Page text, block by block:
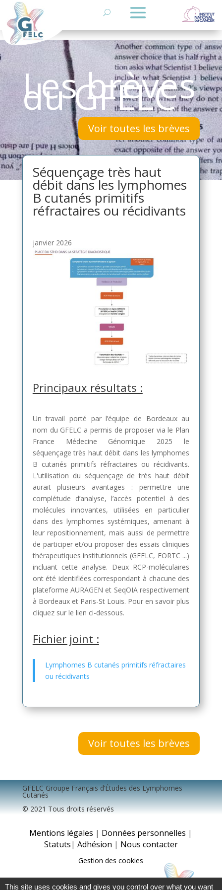
Les brèves
du GFELC
Voir toutes les brèves
Séquençage très haut
débit dans les lymphomes
B cutanés primitifs
réfractaires ou récidivants
janvier 2026
Principaux résultats :
Un travail porté par l’équipe de Bordeaux au
nom du GFELC a permis de proposer via le Plan
France Médecine Génomique 2025 le
séquençage très haut débit dans les lymphomes
B cutanés primitifs réfractaires ou récidivants.
L'utilisation du séquençage de très haut débit
aurait plusieurs avantages : permettre une
complétude d’analyse, l’accès potentiel à des
molécules innovantes, utilisées en particulier
dans des lymphomes systémiques, amenant à
leur repositionnement, mais aussi de permettre
de participer et/ou proposer des essais cliniques
thérapeutiques institutionnels (GFELC, EORTC ...)
incluant cette analyse. Deux RCP-moléculaires
ont été identifiées correspondant à chacune des
plateforme AURAGEN et SeqOIA respectivement
à Bordeaux et Paris-St Louis. Pour en savoir plus
cliquez sur le lien ci-dessous.
Fichier joint :
Lymphomes B cutanés primitifs réfractaires
ou récidivants
Voir toutes les brèves
GFELC Groupe Français d’Études des Lymphomes
Cutanés
© 2021 Tous droits réservés
Mentions légales | Données personnelles |
Statuts| Adhésion | Nous contacter
Gestion des cookies
This site uses cookies and gives you control over what you want